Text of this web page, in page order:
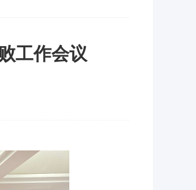
工作会议